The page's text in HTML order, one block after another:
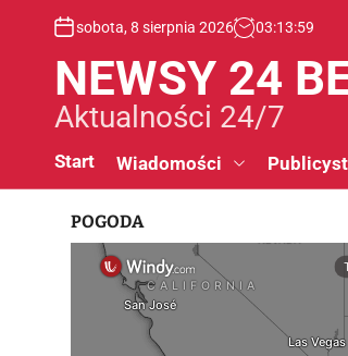
sobota, 8 sierpnia 2026 03:14:00
NEWSY 24
Aktualności 24/7
Start Wiadomości
POGODA